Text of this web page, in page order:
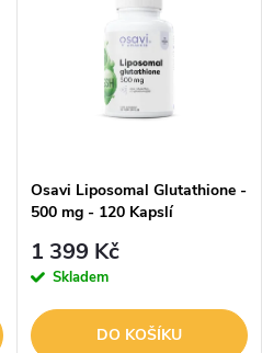
Osavi Liposomal Glutathione -
500 mg - 120 Kapslí
1 399 Kč
Skladem
DO KOŠÍKU